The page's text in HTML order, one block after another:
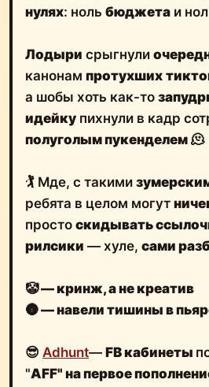
нулях: ноль бюджета и
Лодыри срыгнули
канонам протухших
а шобы хоть как-то
идейку пихнули в кадр
полуголым пукенделем 🫠
🏌️ Мде, с такими
ребята в целом могут
просто скидывать
рилсики — хуле, сами
🤡 — кринж, а не креатив
🌚— навели тишины в
😎 Adhunt— FB кабинеты
"AFF" на первое